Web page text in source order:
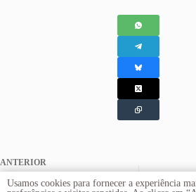
ANTERIOR
para Cultivar o Amanhã
Usamos cookies para fornecer a experiência